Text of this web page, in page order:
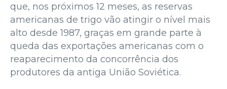
que, nos próximos 12 meses, as reservas
americanas de trigo vão atingir o nível mais
alto desde 1987, graças em grande parte à
queda das exportações americanas com o
reaparecimento da concorrência dos
produtores da antiga União Soviética.